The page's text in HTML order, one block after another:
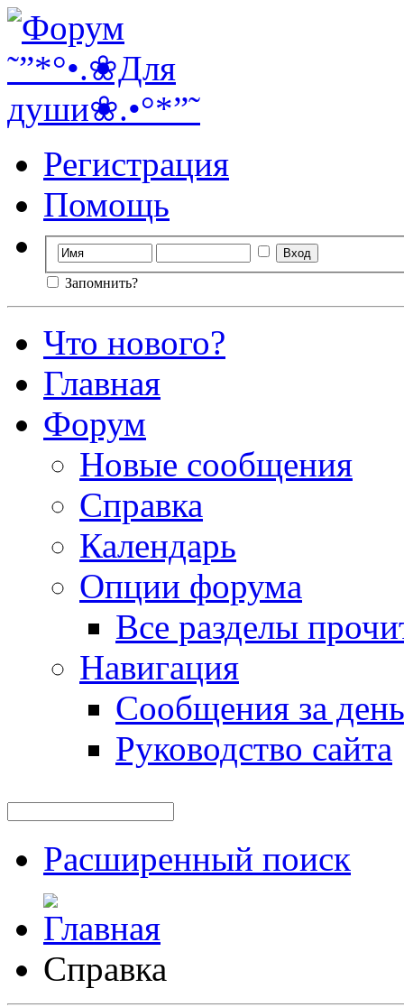
Регистрация
Помощь
Запомнить?
Что нового?
Главная
Форум
Новые сообщения
Справка
Календарь
Опции форума
Все разделы
Навигация
Сообщения за день
Руководство сайта
Расширенный поиск
Справка